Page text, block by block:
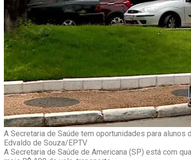
A Secretaria de Saúde tem oportunidades para
Edvaldo de Souza/EPTV
A Secretaria de Saúde de Americana (SP) está com